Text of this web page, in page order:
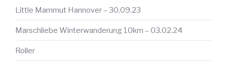
Little Mammut Hannover – 30.09.23
Marschliebe Winterwanderung 10km – 03.02.24
Roller